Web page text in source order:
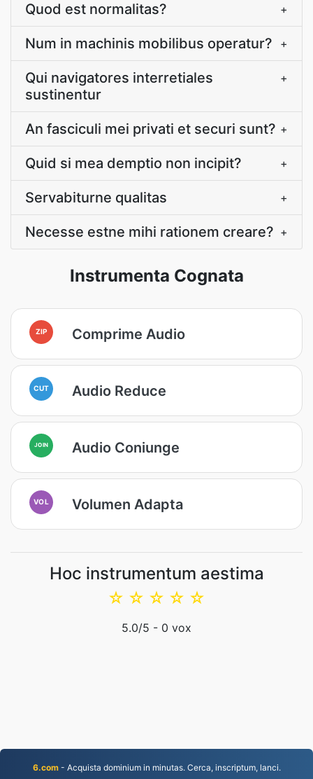
Quod est normalitas? +
Num in machinis mobilibus operatur? +
Qui navigatores interretiales
sustinentur
+
An fasciculi mei privati et securi sunt? +
Quid si mea demptio non incipit? +
Servabiturne qualitas +
Necesse estne mihi rationem creare? +
Instrumenta Cognata
ZIP Comprime Audio
CUT Audio Reduce
JOIN Audio Coniunge
VOL Volumen Adapta
Hoc instrumentum aestima
☆
☆
☆
☆
☆
5.0/5 - 0 vox
6.com- Acquista dominium in minutas. Cerca, inscriptum, lanci.